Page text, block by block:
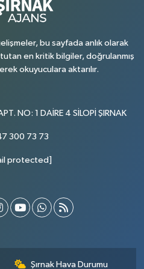
bu sayfada anlık olarak
tutan en kritik bilgiler, doğrulanmış
okuyuculara aktarılır.
NO: 1 DAİRE 4 SİLOPİ ŞIRNAK
300 73 73
protected]
Şırnak Hava Durumu